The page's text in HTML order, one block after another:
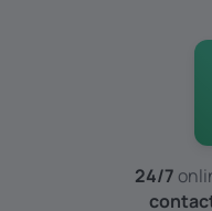
24/7